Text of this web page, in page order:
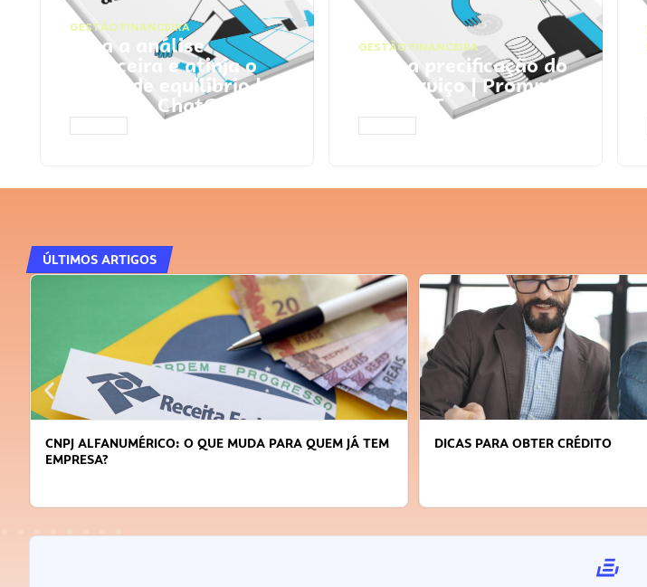
GESTÃO FINANCEIRA
Faça a análise
financeira e atinja o
ponto de equilíbrio |
Prompts ChatGPT
GESTÃO FINANCEIRA
Faça a precificação do
seu serviço | Prompts
ChatGPT
ÚLTIMOS ARTIGOS
CNPJ ALFANUMÉRICO: O QUE MUDA PARA QUEM JÁ TEM
EMPRESA?
DICAS PARA OBTER CRÉDITO